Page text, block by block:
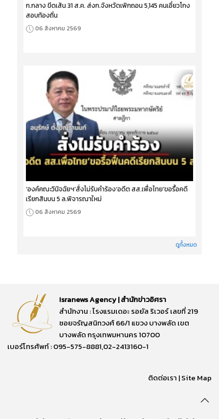
ก.กลาง ขีดเส้น 31 ส.ค. ส่งก.จังหวัดเพิกถอน 5,145 คนเอี่ยวโกง
สอบท้องถิ่น
06 สิงหาคม 2569
‘องค์คณะวินิจฉัยฯ’สั่งไม่รับคำร้อง‘อดีต สส.เพื่อไทย’ขอรื้อคดี
เรียกสินบน 5 ล.พิจารณาใหม่
06 สิงหาคม 2569
ดูทั้งหมด
Isranews Agency | สำนักข่าวอิศรา
สำนักงาน : โรงแรมเดอะ รอยัล ริเวอร์ เลขที่ 219
ซอยจรัญสนิทวงศ์ 66/1 แขวง บางพลัด เขต
บางพลัด กรุงเทพมหานคร 10700
เบอร์โทรศัพท์ : 095-575-8881,02-2413160-1
ติดต่อเรา |Site Map